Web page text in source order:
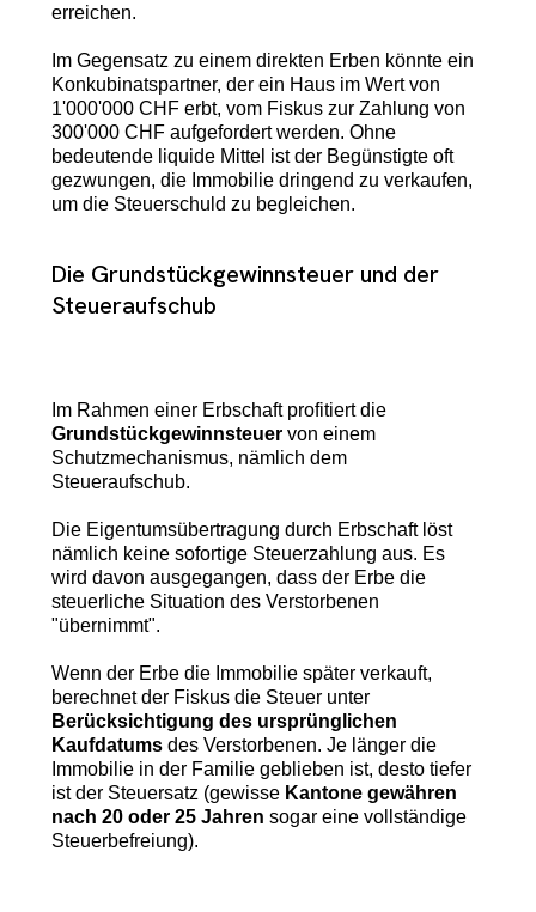
erreichen.
Im Gegensatz zu einem direkten Erben könnte ein
Konkubinatspartner, der ein Haus im Wert von
1'000'000 CHF erbt, vom Fiskus zur Zahlung von
300'000 CHF aufgefordert werden. Ohne
bedeutende liquide Mittel ist der Begünstigte oft
gezwungen, die Immobilie dringend zu verkaufen,
um die Steuerschuld zu begleichen.
Die Grundstückgewinnsteuer und der
Steueraufschub
Im Rahmen einer Erbschaft profitiert die
Grundstückgewinnsteuervon einem
Schutzmechanismus, nämlich dem
Steueraufschub.
Die Eigentumsübertragung durch Erbschaft löst
nämlich keine sofortige Steuerzahlung aus. Es
wird davon ausgegangen, dass der Erbe die
steuerliche Situation des Verstorbenen
"übernimmt".
Wenn der Erbe die Immobilie später verkauft,
berechnet der Fiskus die Steuer unter
Berücksichtigung des ursprünglichen
Kaufdatumsdes Verstorbenen. Je länger die
Immobilie in der Familie geblieben ist, desto tiefer
ist der Steuersatz (gewisse Kantone gewähren
nach 20 oder 25 Jahren sogar eine vollständige
Steuerbefreiung).